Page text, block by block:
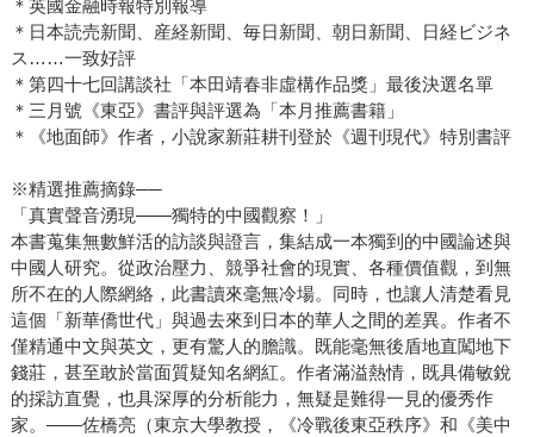
＊英國金融時報特別報導
＊日本読売新聞、産経新聞、毎日新聞、朝日新聞、日経ビジネ
ス……一致好評
＊第四十七回講談社「本田靖春非虛構作品獎」最後決選名單
＊三月號《東亞》書評與評選為「本月推薦書籍」
＊《地面師》作者，小說家新莊耕刊登於《週刊現代》特別書評
※精選推薦摘錄──
「真實聲音湧現——獨特的中國觀察！」
本書蒐集無數鮮活的訪談與證言，集結成一本獨到的中國論述與
中國人研究。從政治壓力、競爭社會的現實、各種價值觀，到無
所不在的人際網絡，此書讀來毫無冷場。同時，也讓人清楚看見
這個「新華僑世代」與過去來到日本的華人之間的差異。作者不
僅精通中文與英文，更有驚人的膽識。既能毫無後盾地直闖地下
錢莊，甚至敢於當面質疑知名網紅。作者滿溢熱情，既具備敏銳
的採訪直覺，也具深厚的分析能力，無疑是難得一見的優秀作
家。——佐橋亮（東京大學教授，《冷戰後東亞秩序》和《美中